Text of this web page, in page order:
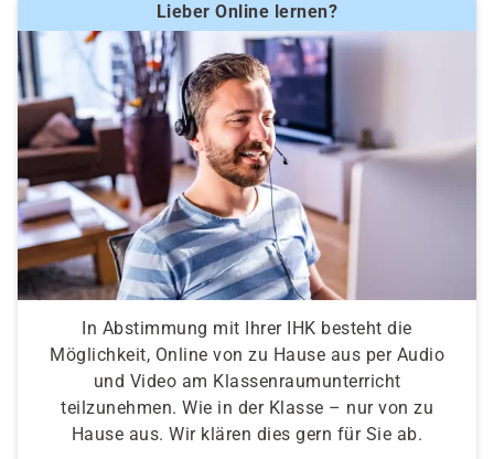
Lieber Online lernen?
In Abstimmung mit Ihrer IHK besteht die
Möglichkeit, Online von zu Hause aus per Audio
und Video am Klassenraumunterricht
teilzunehmen. Wie in der Klasse – nur von zu
Hause aus. Wir klären dies gern für Sie ab.